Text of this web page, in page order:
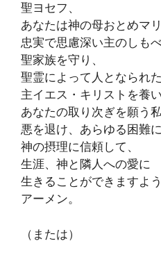
聖ヨセフ、
あなたは神の母おとめマ
忠実で思慮深い主のしも
聖家族を守り、
聖霊によって人となられ
主イエス・キリストを養
あなたの取り次ぎを願う私
悪を退け、あらゆる困難に
神の摂理に信頼して、
生涯、神と隣人への愛に
生きることができますよう
アーメン。
（または）